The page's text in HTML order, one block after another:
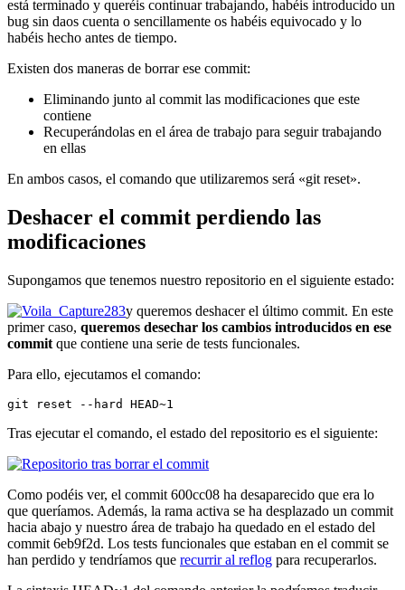
está terminado y queréis continuar trabajando, habéis introducido un
bug sin daos cuenta o sencillamente os habéis equivocado y lo
habéis hecho antes de tiempo.
Existen dos maneras de borrar ese commit:
Eliminando junto al commit las modificaciones que este
contiene
Recuperándolas en el área de trabajo para seguir trabajando
en ellas
En ambos casos, el comando que utilizaremos será «git reset».
Deshacer el commit perdiendo las
modificaciones
Supongamos que tenemos nuestro repositorio en el siguiente estado:
y queremos deshacer el último commit. En este
primer caso, queremos desechar los cambios introducidos en ese
commit que contiene una serie de tests funcionales.
Para ello, ejecutamos el comando:
git reset --hard HEAD~1
Tras ejecutar el comando, el estado del repositorio es el siguiente:
Como podéis ver, el commit 600cc08 ha desaparecido que era lo
que queríamos. Además, la rama activa se ha desplazado un commit
hacia abajo y nuestro área de trabajo ha quedado en el estado del
commit 6eb9f2d. Los tests funcionales que estaban en el commit se
han perdido y tendríamos que recurrir al reflog para recuperarlos.